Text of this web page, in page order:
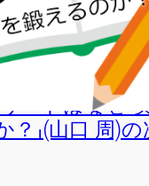
ートはなぜ「
？」(山口 周)